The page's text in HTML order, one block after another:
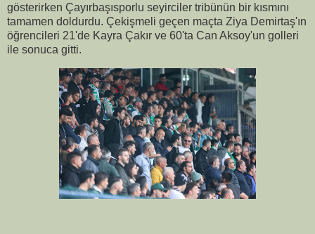
gösterirken Çayırbaşısporlu seyirciler tribünün bir kısmını
tamamen doldurdu. Çekişmeli geçen maçta Ziya Demirtaş'ın
öğrencileri 21'de Kayra Çakır ve 60'ta Can Aksoy'un golleri
ile sonuca gitti.